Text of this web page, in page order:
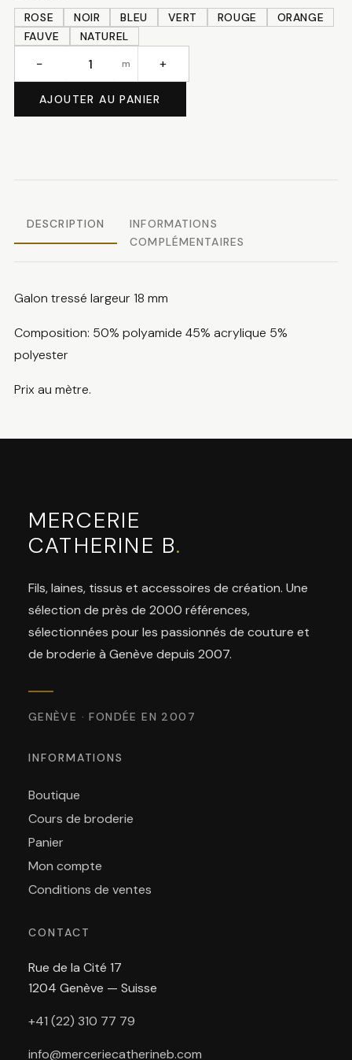
ROSE
NOIR BLEU VERT ROUGE
ORANGE
FAUVE
NATUREL
Galon
− m +
AJOUTER AU PANIER
DESCRIPTION
INFORMATIONS
COMPLÉMENTAIRES
Galon tressé largeur 18 mm
Composition: 50% polyamide 45% acrylique 5%
polyester
Prix au mètre.
MERCERIE
CATHERINE B.
Fils, laines, tissus et accessoires de création. Une
sélection de près de 2000 références,
sélectionnées pour les passionnés de couture et
de broderie à Genève depuis 2007.
GENÈVE · FONDÉE EN 2007
INFORMATIONS
Boutique
Cours de broderie
Panier
Mon compte
Conditions de ventes
CONTACT
Rue de la Cité 17
1204 Genève — Suisse
+41 (22) 310 77 79
info@merceriecatherineb.com